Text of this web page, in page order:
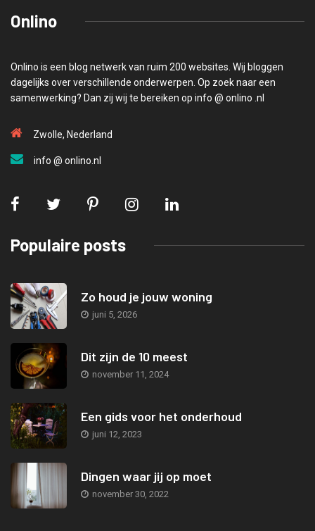
Onlino
Onlino is een blog netwerk van ruim 200 websites. Wij bloggen
dagelijks over verschillende onderwerpen. Op zoek naar een
samenwerking? Dan zij wij te bereiken op info @ onlino .nl
Zwolle, Nederland
info @ onlino.nl
Populaire posts
Zo houd je jouw woning
juni 5, 2026
Dit zijn de 10 meest
november 11, 2024
Een gids voor het onderhoud
juni 12, 2023
Dingen waar jij op moet
november 30, 2022